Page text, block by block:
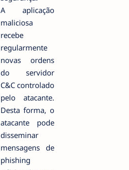
A aplicação
maliciosa
recebe
regularmente
novas ordens
do servidor
C&C controlado
pelo atacante.
Desta forma, o
atacante pode
disseminar
mensagens de
phishing